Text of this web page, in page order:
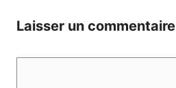
Laisser un commentaire